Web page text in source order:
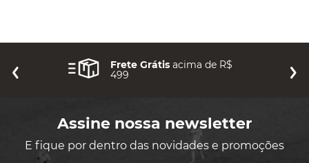
Frete Grátis acima de R$
499
Assine nossa newsletter
E fique por dentro das novidades e promoções